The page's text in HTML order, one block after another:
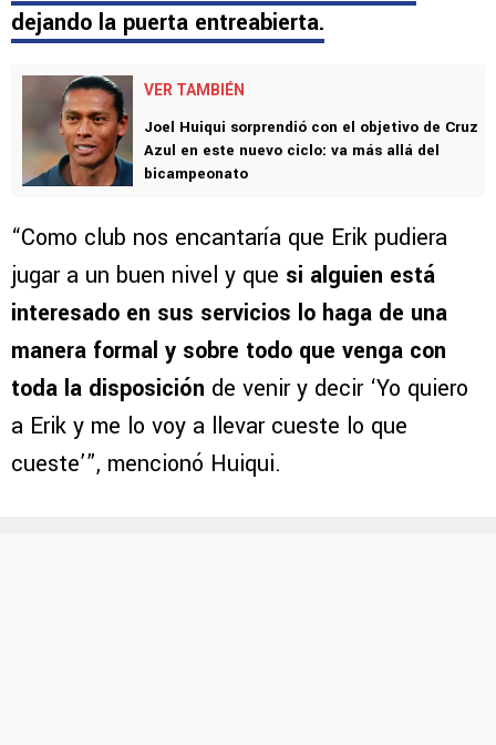
dejando la puerta entreabierta.
VER TAMBIÉN
Joel Huiqui sorprendió con el objetivo de Cruz
Azul en este nuevo ciclo: va más allá del
bicampeonato
“Como club nos encantaría que Erik pudiera
jugar a un buen nivel y que si alguien está
interesado en sus servicios lo haga de una
manera formal y sobre todo que venga con
toda la disposición de venir y decir ‘Yo quiero
a Erik y me lo voy a llevar cueste lo que
cueste’”, mencionó Huiqui.